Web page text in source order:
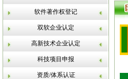
软件著作权登记
双软企业认定
高新技术企业认定
科技项目申报
资质/体系认证